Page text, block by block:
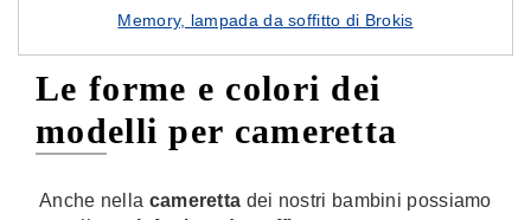
Memory, lampada da soffitto di Brokis
Le forme e colori dei
modelli per cameretta
Anche nella cameretta dei nostri bambini possiamo